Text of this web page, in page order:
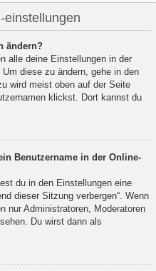
einstellungen
ändern?
alle deine Einstellungen in der
diese zu ändern, gehe in den
wird meist oben auf der Seite
klickst. Dort kannst du
Benutzername in der Online-
du in den Einstellungen eine
dieser Sitzung verbergen“. Wenn
nur Administratoren, Moderatoren
Du wirst dann als